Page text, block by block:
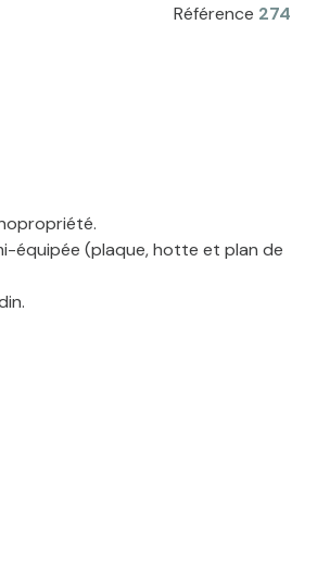
Référence 274
équipée (plaque, hotte et plan de